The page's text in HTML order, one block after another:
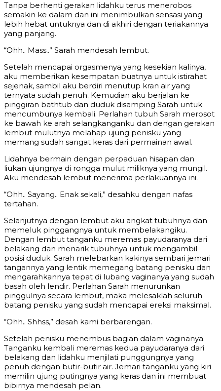
Tanpa berhenti gerakan lidahku terus menerobos
semakin ke dalam dan ini menimbulkan sensasi yang
lebih hebat untuknya dan di akhiri dengan teriakannya
yang panjang.
“Ohh.. Mass..” Sarah mendesah lembut.
Setelah mencapai orgasmenya yang kesekian kalinya,
aku memberikan kesempatan buatnya untuk istirahat
sejenak, sambil aku berdiri menutup kran air yang
ternyata sudah penuh. Kemudian aku berjalan ke
pinggiran bathtub dan duduk disamping Sarah untuk
mencumbunya kembali. Perlahan tubuh Sarah merosot
ke bawah ke arah selangkanganku dan dengan gerakan
lembut mulutnya melahap ujung penisku yang
memang sudah sangat keras dari permainan awal.
Lidahnya bermain dengan perpaduan hisapan dan
liukan ujungnya di rongga mulut miliknya yang mungil.
Aku mendesah lembut menerima perlakuannya ini.
“Ohh.. Sayang.. Enak sekali,” desahku dengan nafas
tertahan.
Selanjutnya dengan lembut aku angkat tubuhnya dan
memeluk pinggangnya untuk membelakangiku.
Dengan lembut tanganku meremas payudaranya dari
belakang dan menarik tubuhnya untuk mengambil
posisi duduk. Sarah melebarkan kakinya sembari jemari
tangannya yang lentik memegang batang penisku dan
mengarahkannya tepat di lubang vaginanya yang sudah
basah oleh lendir. Perlahan Sarah menurunkan
pinggulnya secara lembut, maka melesaklah seluruh
batang penisku yang sudah mencapai ereksi maksimal.
“Ohh.. Shhss,” desah kami berbarengan.
Setelah penisku menembus bagian dalam vaginanya.
Tanganku kembali meremas kedua payudaranya dari
belakang dan lidahku menjilati punggungnya yang
penuh dengan butir-butir air. Jemari tanganku yang kiri
memilin ujung putingnya yang keras dan ini membuat
bibirnya mendesah pelan.